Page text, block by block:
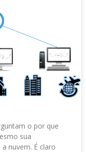
o por que
sua
nuvem. É claro